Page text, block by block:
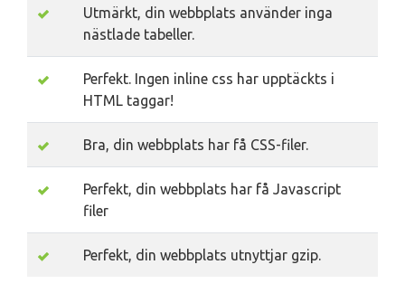
Utmärkt, din webbplats använder inga
nästlade tabeller.
Perfekt. Ingen inline css har upptäckts i
HTML taggar!
Bra, din webbplats har få CSS-filer.
Perfekt, din webbplats har få Javascript
filer
Perfekt, din webbplats utnyttjar gzip.